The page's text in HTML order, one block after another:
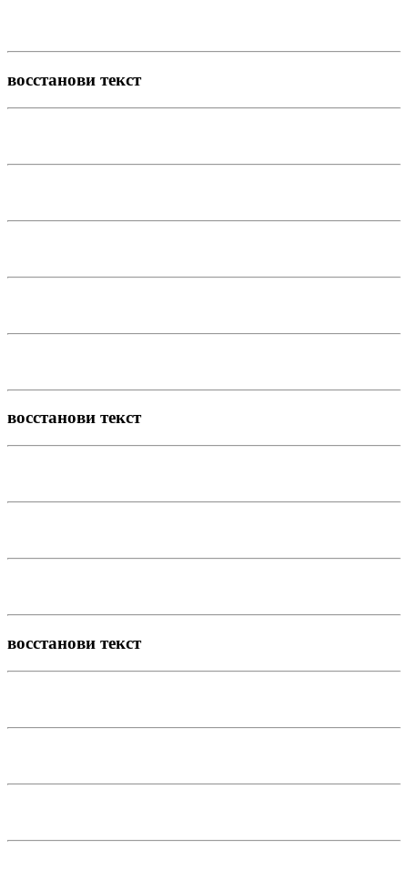
восстанови текст
восстанови текст
восстанови текст